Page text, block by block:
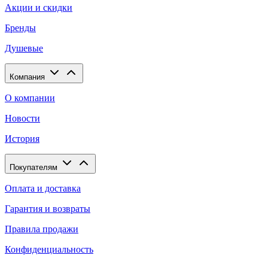
Акции и скидки
Бренды
Душевые
Компания
О компании
Новости
История
Покупателям
Оплата и доставка
Гарантия и возвраты
Правила продажи
Конфиденциальность